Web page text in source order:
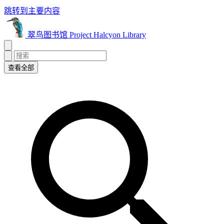
跳转到主要内容
翠鸟图书馆 Project Halcyon Library
查看全部